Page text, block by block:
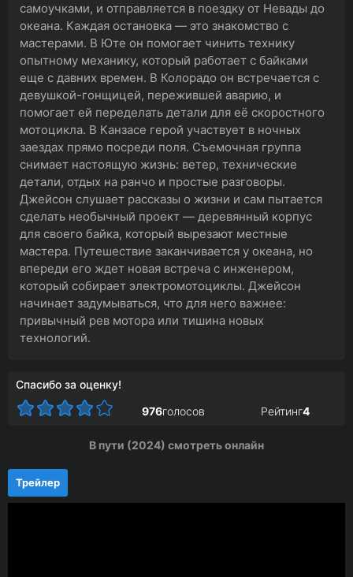
самоучками, и отправляется в поездку от Невады до
океана. Каждая остановка — это знакомство с
мастерами. В Юте он помогает чинить технику
опытному механику, который работает с байками
еще с давних времен. В Колорадо он встречается с
девушкой-гонщицей, пережившей аварию, и
помогает ей переделать детали для её скоростного
мотоцикла. В Канзасе герой участвует в ночных
заездах прямо посреди поля. Съемочная группа
снимает настоящую жизнь: ветер, технические
детали, отдых на ранчо и простые разговоры.
Джейсон слушает рассказы о жизни и сам пытается
сделать необычный проект — деревянный корпус
для своего байка, который вырезают местные
мастера. Путешествие заканчивается у океана, но
впереди его ждет новая встреча с инженером,
который собирает электромотоциклы. Джейсон
начинает задумываться, что для него важнее:
привычный рев мотора или тишина новых
технологий.
Спасибо за оценку!
976голосов Рейтинг4
В пути (2024) смотреть онлайн
Трейлер